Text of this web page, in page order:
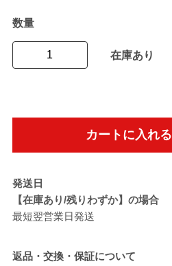
数量
在庫あり
カートに入れる
発送日
【在庫あり/残りわずか】の場合
最短翌営業日発送
返品・交換・保証について